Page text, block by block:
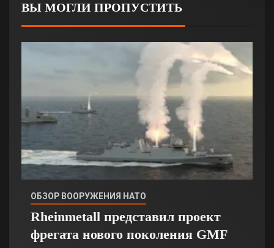
ВЫ МОГЛИ ПРОПУСТИТЬ
ОБЗОР ВООРУЖЕНИЯ НАТО
Rheinmetall представил проект
фрегата нового поколения GMF